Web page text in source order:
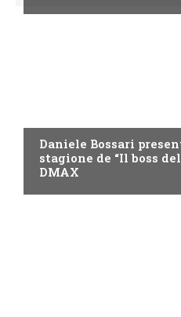
Daniele Bossari
stagione de “Il boss
DMAX